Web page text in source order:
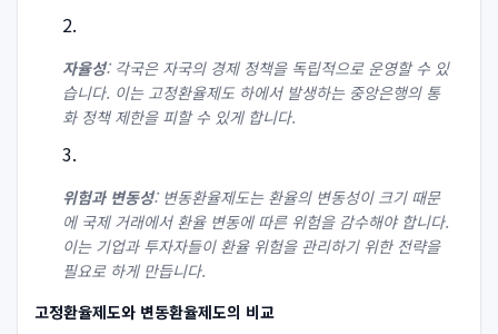
자율성: 각국은 자국의 경제 정책을 독립적으로 운영할 수 있
습니다. 이는 고정환율제도 하에서 발생하는 중앙은행의 통
화 정책 제한을 피할 수 있게 합니다.
위험과 변동성: 변동환율제도는 환율의 변동성이 크기 때문
에 국제 거래에서 환율 변동에 따른 위험을 감수해야 합니다.
이는 기업과 투자자들이 환율 위험을 관리하기 위한 전략을
필요로 하게 만듭니다.
고정환율제도와 변동환율제도의 비교